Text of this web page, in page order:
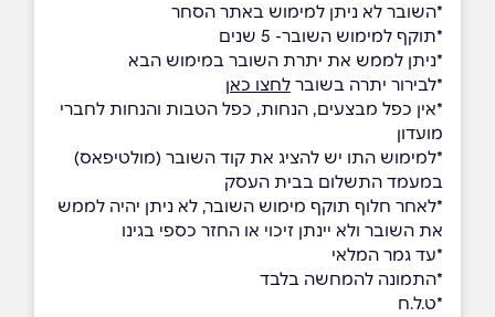
*השובר לא ניתן למימוש באתר הסחר
*תוקף למימוש השובר- 5 שנים
*ניתן לממש את יתרת השובר במימוש הבא
*לבירור יתרה בשובר לחצו כאן
*אין כפל מבצעים, הנחות, כפל הטבות והנחות לחברי
מועדון
*למימוש התו יש להציג את קוד השובר (מולטיפאס)
במעמד התשלום בבית העסק
*לאחר חלוף תוקף מימוש השובר, לא ניתן יהיה לממש
את השובר ולא יינתן זיכוי או החזר כספי בגינו
*עד גמר המלאי
*התמונה להמחשה בלבד
*ט.ל.ח